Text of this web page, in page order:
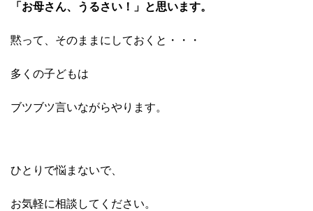
「お母さん、うるさい！」と思います。
黙って、そのままにしておくと・・・
多くの子どもは
ブツブツ言いながらやります。
ひとりで悩まないで、
お気軽に相談してください。